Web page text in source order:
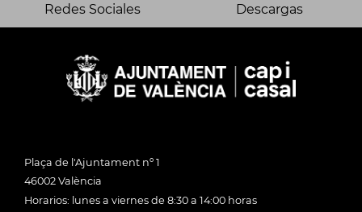
Redes Sociales Descargas
Plaça de l'Ajuntament nº 1
46002 València
Horarios: lunes a viernes de 8:30 a 14:00 horas